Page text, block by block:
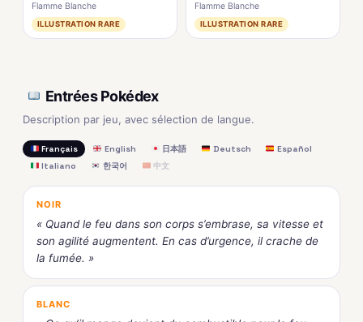
Flamme Blanche
ILLUSTRATION RARE
Flamme Blanche
ILLUSTRATION RARE
Entrées Pokédex
Description par jeu, avec sélection de langue.
Français English 日本語 Deutsch
Español
Italiano
한국어 中文
NOIR
« Quand le feu dans son corps s’embrase, sa vitesse et
son agilité augmentent. En cas d’urgence, il crache de
la fumée. »
BLANC